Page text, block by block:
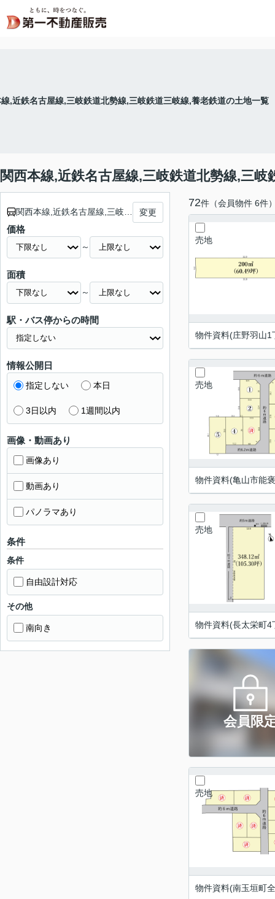
,近鉄名古屋線,三岐鉄道北勢線,三岐鉄道三岐線,養老鉄道の土地一覧
関西本線,近鉄名古屋線,三岐鉄道北勢線,三
72件（会員物件 6件
売地
物件資料(庄野羽山1
売地
物件資料(亀山市能
売地
物件資料(長太栄町4
会員限
売地
物件資料(南玉垣町
関西本線,近鉄名古屋線,三岐鉄道北勢線,三岐鉄道三岐線,養老鉄道 変更
価格
～
面積
～
駅・バス停からの時間
情報公開日
指定しない 本日
3日以内 1週間以内
画像・動画あり
画像あり
動画あり
パノラマあり
条件
条件
自由設計対応
その他
南向き